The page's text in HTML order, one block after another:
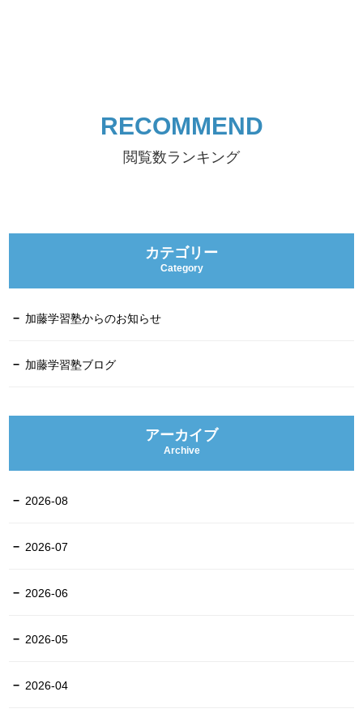
RECOMMEND
閲覧数ランキング
カテゴリー
Category
加藤学習塾からのお知らせ
加藤学習塾ブログ
アーカイブ
Archive
2026-08
2026-07
2026-06
2026-05
2026-04